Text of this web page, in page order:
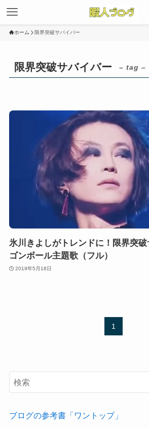
ホーム 限界突破サバイバー
限界突破サバイバー – tag –
氷川きよしがトレンドに！限界突
ゴンボール主題歌（フル）
2019年5月18日
1
ブログの参考書「ワントップ」